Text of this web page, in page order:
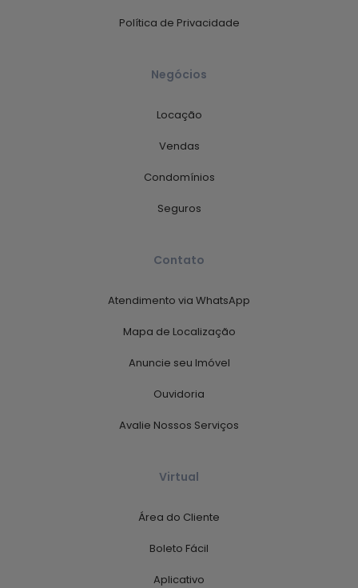
Política de Privacidade
Negócios
Locação
Vendas
Condomínios
Seguros
Contato
Atendimento via WhatsApp
Mapa de Localização
Anuncie seu Imóvel
Ouvidoria
Avalie Nossos Serviços
Virtual
Área do Cliente
Boleto Fácil
Aplicativo